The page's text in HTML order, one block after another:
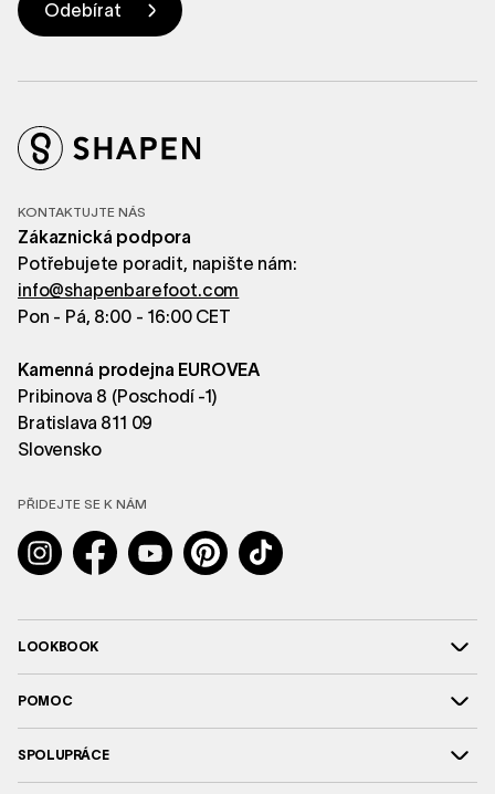
KONTAKTUJTE NÁS
Zákaznická podpora
Potřebujete poradit, napište nám:
info@shapenbarefoot.com
Pon - Pá, 8:00 - 16:00 CET
Kamenná prodejna EUROVEA
Pribinova 8 (Poschodí -1)
Bratislava 811 09
Slovensko
PŘIDEJTE SE K NÁM
InstagramFacebookYouTubePinterestTikTok
LOOKBOOK
POMOC
SPOLUPRÁCE